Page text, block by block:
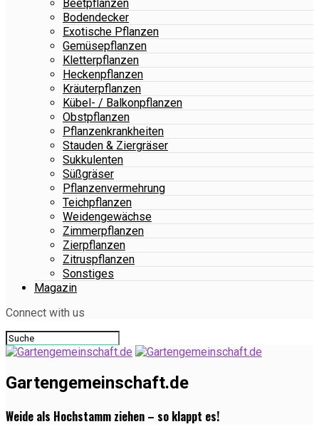
Beetpflanzen
Bodendecker
Exotische Pflanzen
Gemüsepflanzen
Kletterpflanzen
Heckenpflanzen
Kräuterpflanzen
Kübel- / Balkonpflanzen
Obstpflanzen
Pflanzenkrankheiten
Stauden & Ziergräser
Sukkulenten
Süßgräser
Pflanzenvermehrung
Teichpflanzen
Weidengewächse
Zimmerpflanzen
Zierpflanzen
Zitruspflanzen
Sonstiges
Magazin
Connect with us
Gartengemeinschaft.de
Weide als Hochstamm ziehen – so klappt es!